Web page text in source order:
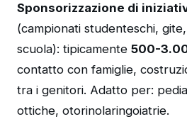
Sponsorizzazione di
(campionati studenteschi,
scuola): tipicamente 500-
contatto con famiglie,
tra i genitori. Adatto per:
ottiche, otorinolaringoiatrie.